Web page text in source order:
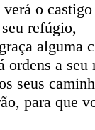
o
refúgio,
alguma
ordens a seu
seus
para que